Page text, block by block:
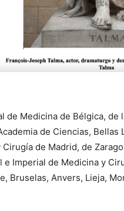
Medicina de Bélgica, de
de Ciencias, Bellas
de Madrid, de
Imperial de Medicina y
Bruselas, Anvers, Lieja,